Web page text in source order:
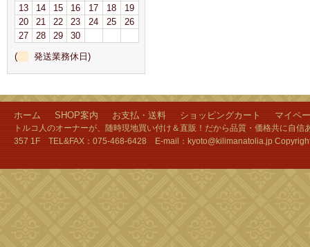
13
14 15 16 17 18
19
20
21 22 23 24 25
26
27
28 29
30
(
発送業務休日)
ホーム SHOP案内 お支払・送料 ショッピングカート マイペ
トルコ人のオーナーが、随時現地買い付け＆直販！だから品質・価格共に自
357 1F TEL&FAX：075-468-6428 E-mail：kyoto@kilimanatolia.jp